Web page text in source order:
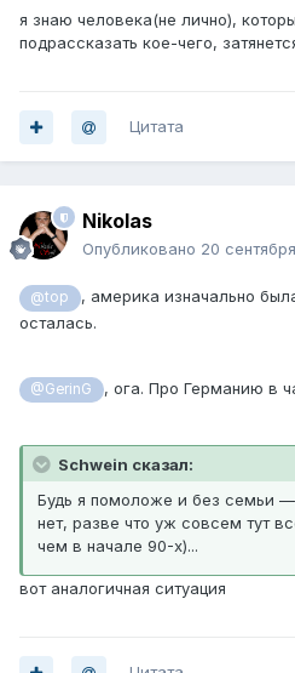
я знаю человека(не лично),
подрассказать кое-чего,
Цитата
Nikolas
Опубликовано 20
@top
, америка изначально
осталась.
@GerinG , ога. Про Германию в
Schwein сказал:
Будь я помоложе и без семьи
нет, разве что уж совсем тут
чем в начале 90-х)...
вот аналогичная ситуация